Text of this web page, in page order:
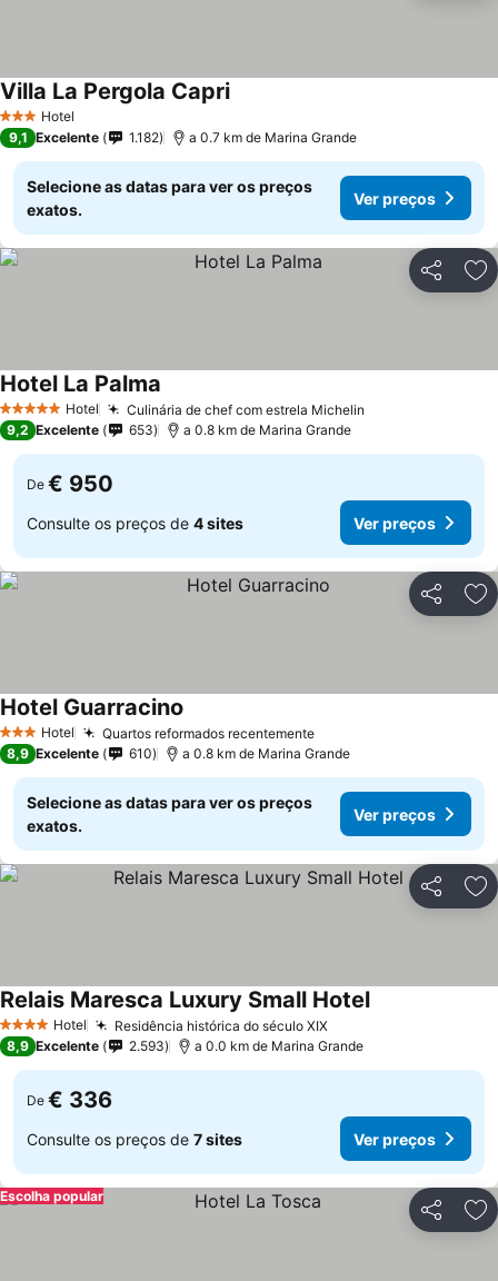
3 EstrelasHotel
Villa La Pergola Capri
9,1 Excelente 1.182 a 0.7 km de Marina Grande
Selecione as datas para ver os preços
exatos.
Ver preços
Partilhar
5 Estrelas Hotel Culinária de chef com estrela Michelin
Hotel La Palma
9,2 Excelente 653 a 0.8 km de Marina Grande
De € 950
Consulte os preços de 4 sites Ver preços
Partilhar
3 EstrelasHotel Quartos reformados recentemente
Hotel Guarracino
8,9 Excelente 610 a 0.8 km de Marina Grande
Selecione as datas para ver os preços
exatos.
Ver preços
Partilhar
4 EstrelasHotel Residência histórica do século XIX
Relais Maresca Luxury Small Hotel
8,9 Excelente 2.593 a 0.0 km de Marina Grande
De € 336
Consulte os preços de 7 sites Ver preços
Partilhar
Escolha popular